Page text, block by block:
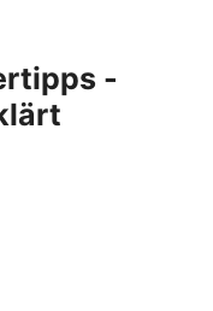
-